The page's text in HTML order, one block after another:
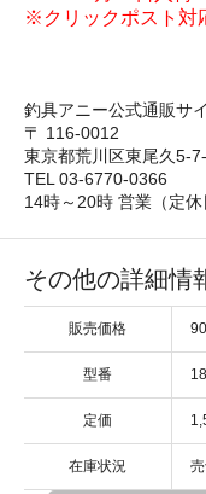
※クリックポスト対
釣具アニー公式通販サ
〒 116-0012
東京都荒川区東尾久5-
TEL 03-6770-0366
14時～20時 営業（定休
その他の詳細情
販売価格
型番
定価
在庫状況